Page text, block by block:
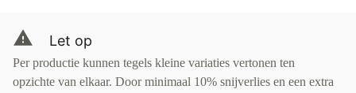
Let op
Per productie kunnen tegels kleine variaties vertonen ten
opzichte van elkaar. Door minimaal 10% snijverlies en een extra